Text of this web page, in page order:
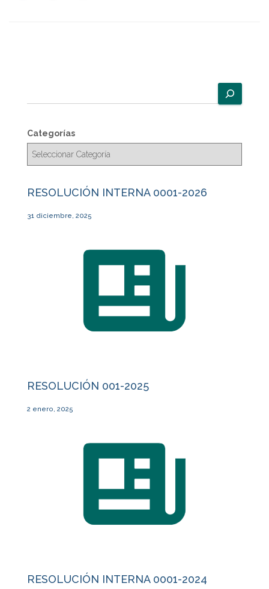
u
c
a
Categorías
RESOLUCIÓN INTERNA 0001-2026
31 diciembre, 2025
RESOLUCIÓN 001-2025
2 enero, 2025
RESOLUCIÓN INTERNA 0001-2024